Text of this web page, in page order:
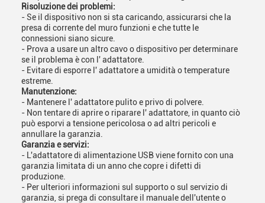
Risoluzione dei problemi:
- Se il dispositivo non si sta caricando, assicurarsi che la
presa di corrente del muro funzioni e che tutte le
connessioni siano sicure.
- Prova a usare un altro cavo o dispositivo per determinare
se il problema è con l' adattatore.
- Evitare di esporre l' adattatore a umidità o temperature
estreme.
Manutenzione:
- Mantenere l' adattatore pulito e privo di polvere.
- Non tentare di aprire o riparare l' adattatore, in quanto ciò
può esporvi a tensione pericolosa o ad altri pericoli e
annullare la garanzia.
Garanzia e servizi:
- L'adattatore di alimentazione USB viene fornito con una
garanzia limitata di un anno che copre i difetti di
produzione.
- Per ulteriori informazioni sul supporto o sul servizio di
garanzia, si prega di consultare il manuale dell'utente o